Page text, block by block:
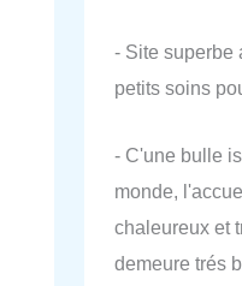
- Site superbe
petits soins
- C'une bulle
monde,
chaleureux et
demeure trés